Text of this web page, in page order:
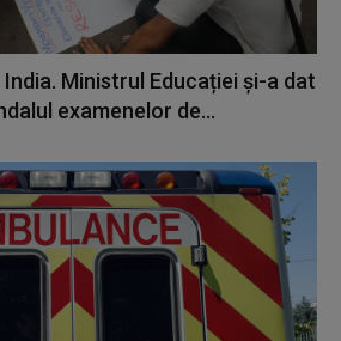
Ministrul Educației și-a dat
examenelor de...